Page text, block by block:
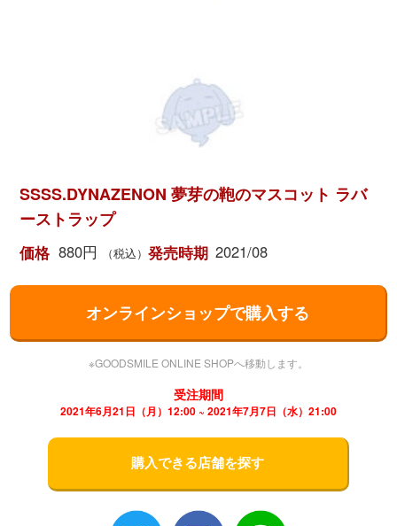
SSSS.DYNAZENON 夢芽の鞄のマスコット ラバ
ーストラップ
価格 880円 （税込） 発売時期 2021/08
オンラインショップで購入する
※GOODSMILE ONLINE SHOPへ移動します。
受注期間
2021年6月21日（月）12:00 ~ 2021年7月7日（水）21:00
購入できる店舗を探す